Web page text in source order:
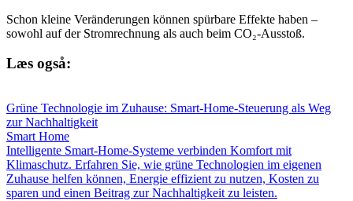
Schon kleine Veränderungen können spürbare Effekte haben –
sowohl auf der Stromrechnung als auch beim CO₂-Ausstoß.
Læs også:
Grüne Technologie im Zuhause: Smart-Home-Steuerung als Weg
zur Nachhaltigkeit
Smart Home
Intelligente Smart-Home-Systeme verbinden Komfort mit
Klimaschutz. Erfahren Sie, wie grüne Technologien im eigenen
Zuhause helfen können, Energie effizient zu nutzen, Kosten zu
sparen und einen Beitrag zur Nachhaltigkeit zu leisten.